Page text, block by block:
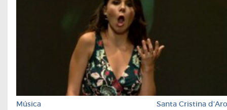
Música Santa Cristina d'Aro